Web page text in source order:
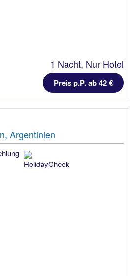
1 Nacht, Nur Hotel
Preis p.P. ab 42 €
Argentinien